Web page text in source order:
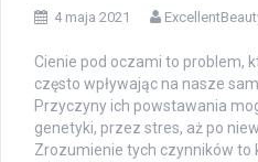
4 maja 2021
Cienie pod oczami to problem,
często wpływając na nasze
Przyczyny ich powstawania
genetyki, przez stres, aż po
Zrozumienie tych czynników to